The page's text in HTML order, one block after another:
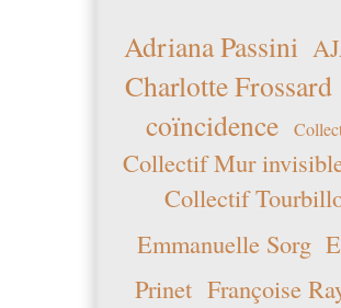
Adriana Passini
Charlotte Frossard
coïncidence
Collectif Mur
Collectif
Emmanuelle Sorg
Prinet Françoise